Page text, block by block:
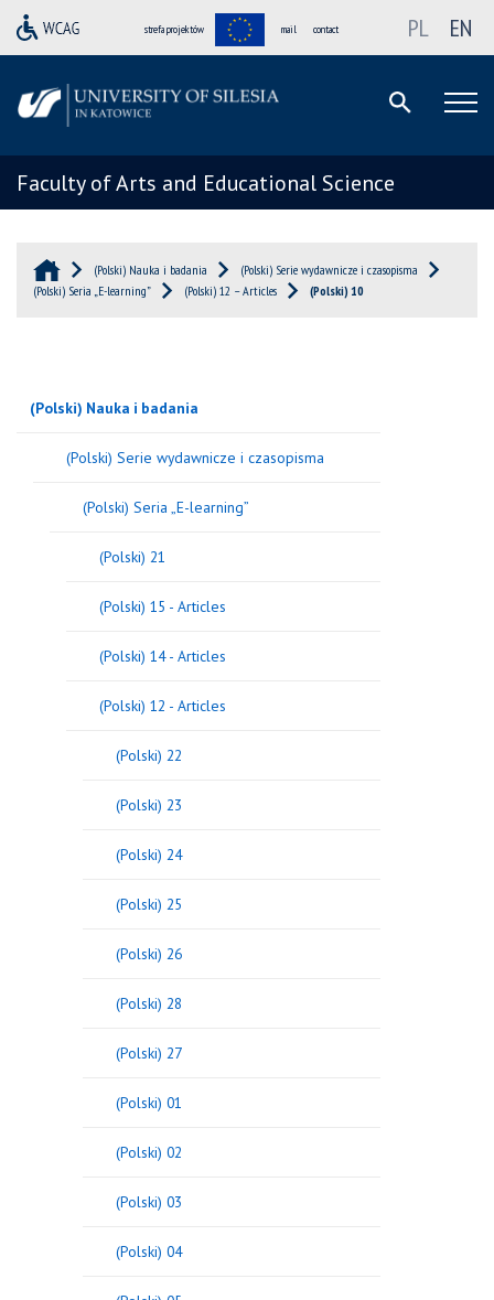
strefa projektów mail contact PL EN
Faculty of Arts and Educational Science
(Polski) Nauka i badania
(Polski) Serie wydawnicze i czasopisma
(Polski) Seria „E-learning”
(Polski) 12 – Articles (Polski) 10
(Polski) Nauka i badania
(Polski) Serie wydawnicze i czasopisma
(Polski) Seria „E-learning”
(Polski) 21
(Polski) 15 - Articles
(Polski) 14 - Articles
(Polski) 12 - Articles
(Polski) 22
(Polski) 23
(Polski) 24
(Polski) 25
(Polski) 26
(Polski) 28
(Polski) 27
(Polski) 01
(Polski) 02
(Polski) 03
(Polski) 04